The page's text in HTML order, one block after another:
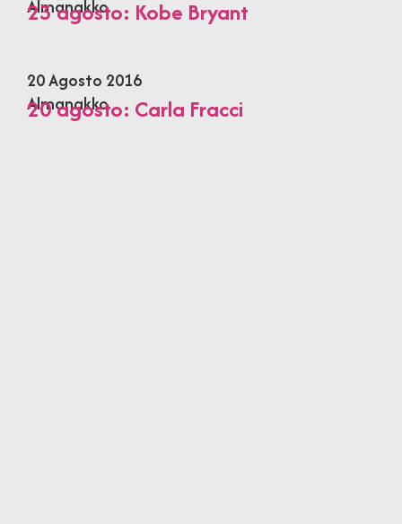
Almanakko
23 agosto: Kobe Bryant
20 Agosto 2016
Almanakko
20 agosto: Carla Fracci